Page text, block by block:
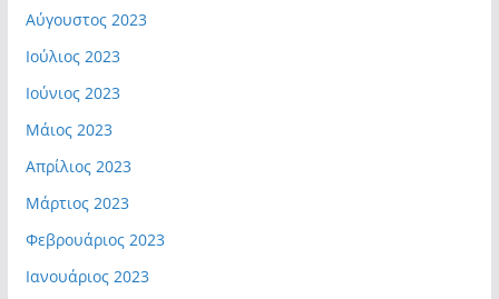
Αύγουστος 2023
Ιούλιος 2023
Ιούνιος 2023
Μάιος 2023
Απρίλιος 2023
Μάρτιος 2023
Φεβρουάριος 2023
Ιανουάριος 2023